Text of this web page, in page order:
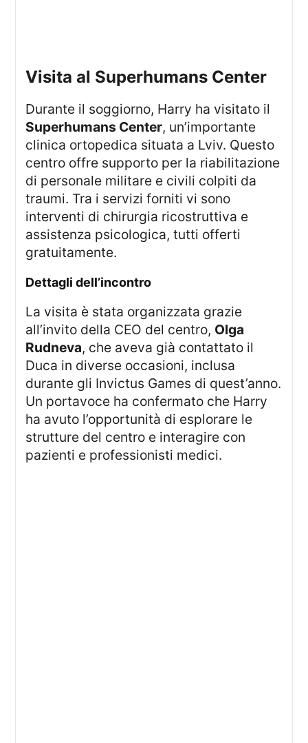
visita al Superhumans Center
Durante il soggiorno, Harry ha visitato il
Superhumans Center, un’importante
clinica ortopedica situata a Lviv. Questo
centro offre supporto per la riabilitazione
di personale militare e civili colpiti da
traumi. Tra i servizi forniti vi sono
interventi di chirurgia ricostruttiva e
assistenza psicologica, tutti offerti
gratuitamente.
Dettagli dell’incontro
La visita è stata organizzata grazie
all’invito della CEO del centro, Olga
Rudneva, che aveva già contattato il
Duca in diverse occasioni, inclusa
durante gli Invictus Games di quest’anno.
Un portavoce ha confermato che Harry
ha avuto l’opportunità di esplorare le
strutture del centro e interagire con
pazienti e professionisti medici.